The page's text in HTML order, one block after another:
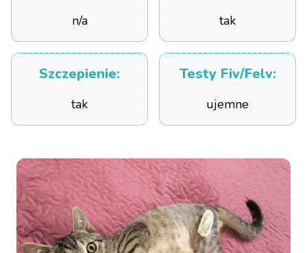
n/a tak
Szczepienie:
tak
Testy Fiv/Felv:
ujemne